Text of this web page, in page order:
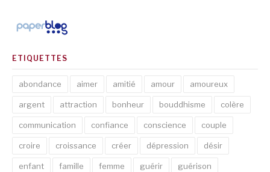
ETIQUETTES
abondance aimer amitié amour amoureux
argent attraction bonheur bouddhisme colère
communication confiance conscience couple
croire croissance créer dépression désir
enfant famille femme guérir guérison